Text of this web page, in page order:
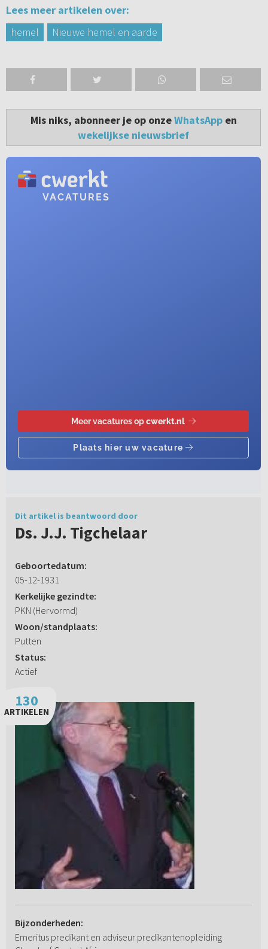
Lees meer artikelen over:
hemel
Nieuwe hemel en aarde
Mis niks, abonneer je op onzeWhatsAppen
wekelijkse nieuwsbrief
Dit artikel is beantwoord door
Ds. J.J. Tigchelaar
Geboortedatum:
05-12-1931
Kerkelijke gezindte:
PKN (Hervormd)
Woon/standplaats:
Putten
Status:
Actief
130
ARTIKELEN
Bijzonderheden:
Emeritus predikant en adviseur predikantenopleiding